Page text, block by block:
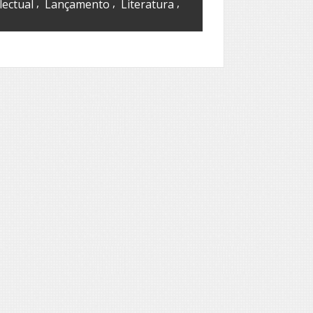
Lançamento Literatura